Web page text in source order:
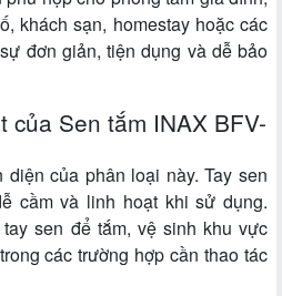
khách sạn, homestay hoặc các
đơn giản, tiện dụng và dễ bảo
của Sen tắm INAX BFV-
của phân loại này. Tay sen
cầm và linh hoạt khi sử dụng.
sen để tắm, vệ sinh khu vực
các trường hợp cần thao tác